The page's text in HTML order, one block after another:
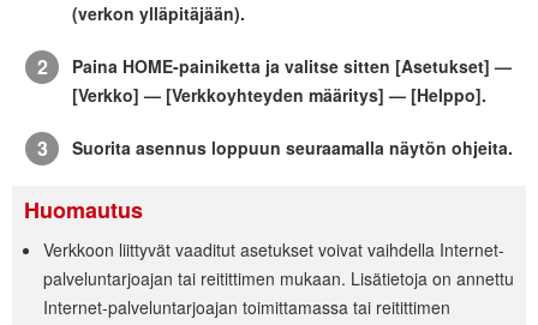
(verkon ylläpitäjään).
Paina HOME-painiketta ja valitse sitten [Asetukset] —
[Verkko] — [Verkkoyhteyden määritys] — [Helppo].
Suorita asennus loppuun seuraamalla näytön ohjeita.
Huomautus
Verkkoon liittyvät vaaditut asetukset voivat vaihdella Internet-
palveluntarjoajan tai reitittimen mukaan. Lisätietoja on annettu
Internet-palveluntarjoajan toimittamassa tai reitittimen